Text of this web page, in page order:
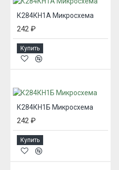
К284КН1А Микросхема
242 ₽
Купить
К284КН1Б Микросхема
242 ₽
Купить